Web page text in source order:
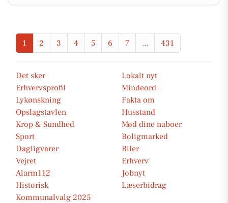
1 2 3 4 5 6 7 ... 431
Det sker
Lokalt nyt
Erhvervsprofil
Mindeord
Lykønskning
Fakta om
Opslagstavlen
Husstand
Krop & Sundhed
Mød dine naboer
Sport
Boligmarked
Dagligvarer
Biler
Vejret
Erhverv
Alarm112
Jobnyt
Historisk
Læserbidrag
Kommunalvalg 2025